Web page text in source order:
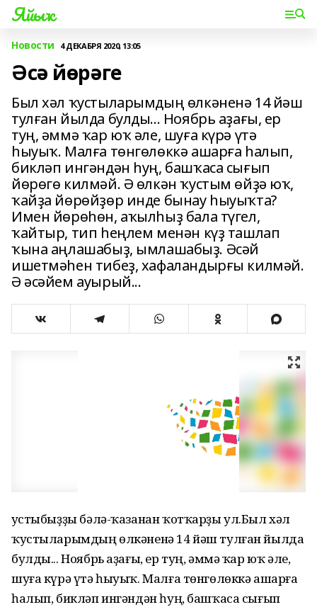
Яйыҡ
Новости 4 ДЕКАБРЯ 2020, 13:05
Әсә йөрәге
Был хәл ҡустыларымдың өлкәненә 14 йәш
тулған йылда булды... Ноябрь аҙағы, ер
туң, әммә ҡар юҡ әле, шуға күрә үтә
һыуыҡ. Малға төнгөлөккә ашарға һалып,
бикләп ингәндән һуң, башҡаса сығып
йөрөгө килмәй. Ә өлкән ҡустым өйҙә юҡ,
ҡайҙа йөрөйҙөр инде бынау һыуыҡта?
Имен йөрөһөн, аҡылһыҙ бала түгел,
ҡайтыр, тип һеңлем менән күҙ ташлап
ҡына аңлашабыҙ, ымлашабыҙ. Әсәй
ишетмәһен тибеҙ, хафаландырғы килмәй.
Ә әсәйем ауырый...
Ҡустыбыҙҙы бәлә-ҡазанан ҡотҡарҙы ул.Был хәл
ҡустыларымдың өлкәненә 14 йәш тулған йылда
булды... Ноябрь аҙағы, ер туң, әммә ҡар юҡ әле,
шуға күрә үтә һыуыҡ. Малға төнгөлөккә ашарға
һалып, бикләп ингәндән һуң, башҡаса сығып